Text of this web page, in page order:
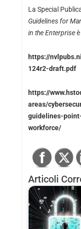
La Special
Guidelines for
in the Enterprise
https://
124r2-draft.pdf
https://
areas/
guidelines-
workforce/
Articoli